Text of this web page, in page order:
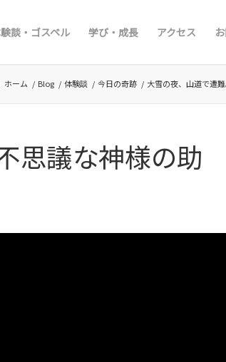
談・ゴスペル 学び・成長 アクセス
ホーム / Blog / 体験談 / 今日の奇跡 / 大雪の夜、山道で遭
思議な神様の助